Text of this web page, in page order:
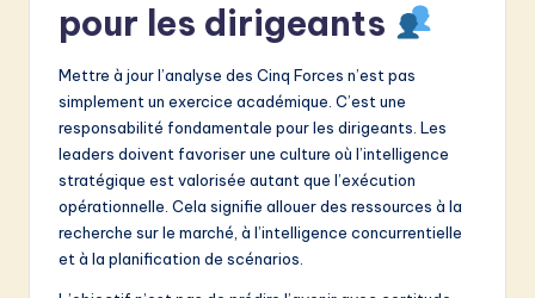
pour les dirigeants
Mettre à jour l’analyse des Cinq Forces n’est pas
simplement un exercice académique. C’est une
responsabilité fondamentale pour les dirigeants. Les
leaders doivent favoriser une culture où l’intelligence
stratégique est valorisée autant que l’exécution
opérationnelle. Cela signifie allouer des ressources à la
recherche sur le marché, à l’intelligence concurrentielle
et à la planification de scénarios.